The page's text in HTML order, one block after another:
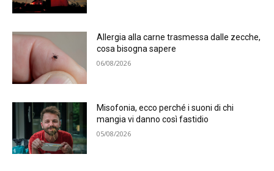
Allergia alla carne trasmessa dalle zecche,
cosa bisogna sapere
06/08/2026
Misofonia, ecco perché i suoni di chi
mangia vi danno così fastidio
05/08/2026